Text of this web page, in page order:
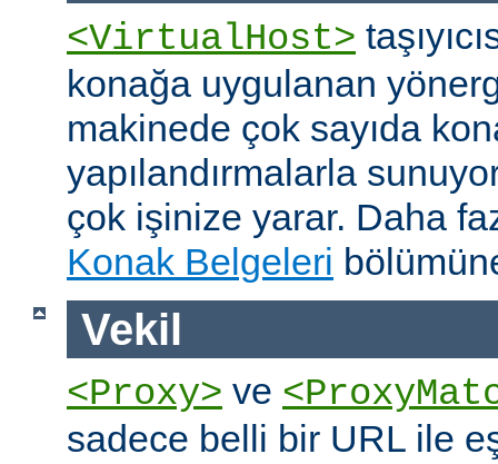
<VirtualHost>
konağa uygulanan
makinede çok sayıda
yapılandırmalarla
çok işinize yarar. Daha
Konak Belgeleri
Vekil
<Proxy> ve
sadece belli bir URL ile